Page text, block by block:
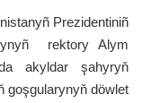
Prezidentiniñ
rektory Alym
akyldar şahyryň
goşgularynyň döwlet